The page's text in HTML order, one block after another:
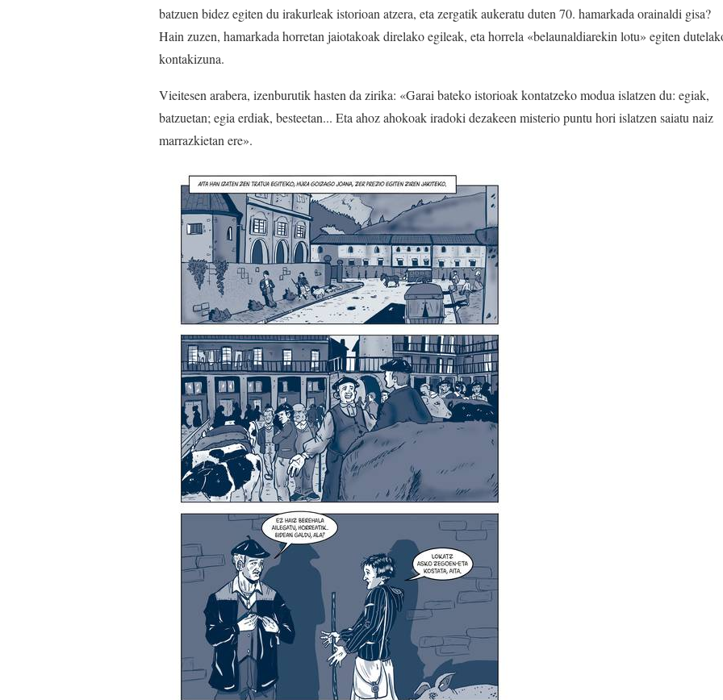
batzuen bidez egiten du irakurleak istorioan atzera, eta zergatik aukeratu duten 70. hamarkada orainaldi gisa?
Hain zuzen, hamarkada horretan jaiotakoak direlako egileak, eta horrela «belaunaldiarekin lotu» egiten
kontakizuna.
Vieitesen arabera, izenburutik hasten da zirika: «Garai bateko istorioak kontatzeko modua islatzen du: egiak,
batzuetan; egia erdiak, besteetan... Eta ahoz ahokoak iradoki dezakeen misterio puntu hori islatzen saiatu naiz
marrazkietan ere».